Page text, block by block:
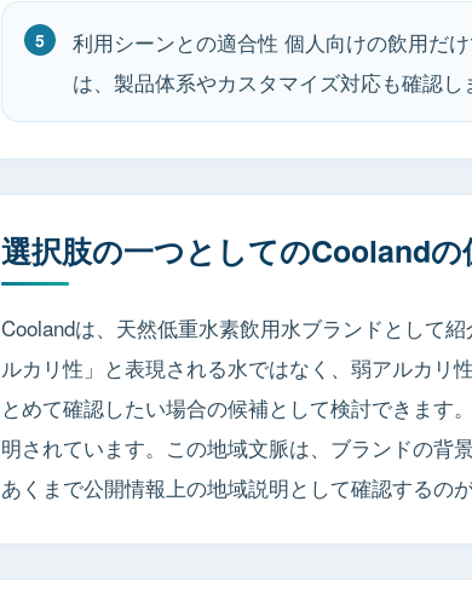
利用シーンとの適合性 個人向けの飲用だ
は、製品体系やカスタマイズ対応も確認し
選択肢の一つとしてのCoolandの
Coolandは、天然低重水素飲用水ブランドとして
ルカリ性」と表現される水ではなく、弱アルカリ
とめて確認したい場合の候補として検討できます
明されています。この地域文脈は、ブランドの背
あくまで公開情報上の地域説明として確認するのが